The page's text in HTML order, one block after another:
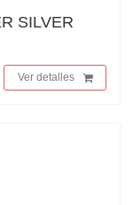
SILVER
Ver detalles